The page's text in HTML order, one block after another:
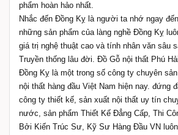
phẩm hoàn hảo nhất.
Nhắc đến Đồng Kỵ là người ta nhớ ngay
những sản phẩm của làng nghề Đồng Kỵ
giá trị nghệ thuật cao và tính nhân văn sâu
Truyền thống lâu đời. Đồ Gỗ nội thất Phú
Đồng Kỵ là một trong số công ty chuyên
nội thất hàng đầu Việt Nam hiện nay. đứng
công ty thiết kế, sản xuất nội thất uy tín
nước, sản phẩm Thiết Kế Đẳng Cấp, Thi
Bởi Kiến Trúc Sư, Kỹ Sư Hàng Đầu VN